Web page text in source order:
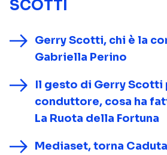
SCOTTI
Gerry Scotti, chi è la
Gabriella Perino
Il gesto di Gerry Scotti
conduttore, cosa ha
La Ruota della Fortuna
Mediaset, torna